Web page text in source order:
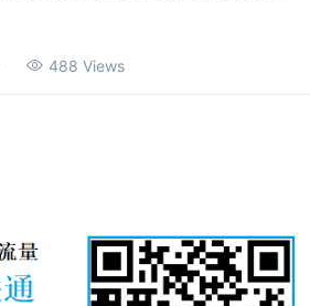
488 Views